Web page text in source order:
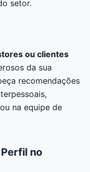
setor.
ou clientes
da sua
recomendações
na equipe de
no